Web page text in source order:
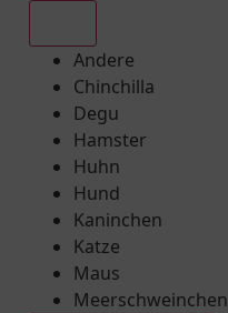
Andere
Chinchilla
Degu
Hamster
Huhn
Hund
Kaninchen
Katze
Maus
Meerschweinchen